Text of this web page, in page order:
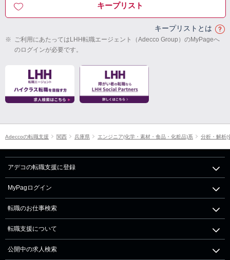
キープリスト
キープリストとは
※ ご利用にあたってはLHH転職エージェント（Adecco Group）のMyPageへ
のログインが必要です。
Adeccoの転職支援 関西 兵庫県 エンジニア(化学・素材・食品・化粧品)系 分析・解析(
アデコの転職支援に登録
MyPagログイン
転職のお仕事検索
転職支援について
公開中の求人検索